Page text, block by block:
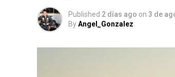
Published 2 días ago on 3 de
ByAngel_Gonzalez